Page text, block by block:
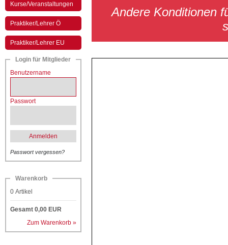
Kurse/Veranstaltungen
Praktiker/Lehrer Ö
Praktiker/Lehrer EU
Login für Mitglieder
Benutzername
Passwort
Anmelden
Passwort vergessen?
Warenkorb
0 Artikel
Gesamt 0,00 EUR
Zum Warenkorb »
Andere Konditionen